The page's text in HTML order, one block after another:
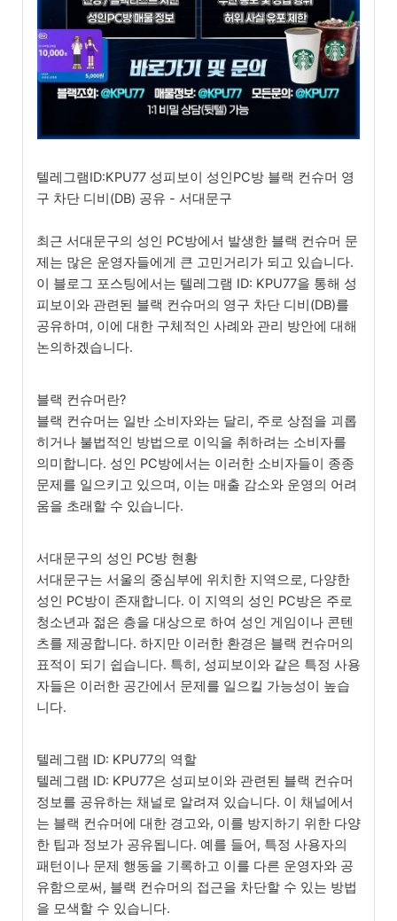
텔레그램ID:KPU77 성피보이 성인PC방 블랙 컨슈머 영
구 차단 디비(DB) 공유 - 서대문구
최근 서대문구의 성인 PC방에서 발생한 블랙 컨슈머 문
제는 많은 운영자들에게 큰 고민거리가 되고 있습니다.
이 블로그 포스팅에서는 텔레그램 ID: KPU77을 통해 성
피보이와 관련된 블랙 컨슈머의 영구 차단 디비(DB)를
공유하며, 이에 대한 구체적인 사례와 관리 방안에 대해
논의하겠습니다.
블랙 컨슈머란?
블랙 컨슈머는 일반 소비자와는 달리, 주로 상점을 괴롭
히거나 불법적인 방법으로 이익을 취하려는 소비자를
의미합니다. 성인 PC방에서는 이러한 소비자들이 종종
문제를 일으키고 있으며, 이는 매출 감소와 운영의 어려
움을 초래할 수 있습니다.
서대문구의 성인 PC방 현황
서대문구는 서울의 중심부에 위치한 지역으로, 다양한
성인 PC방이 존재합니다. 이 지역의 성인 PC방은 주로
청소년과 젊은 층을 대상으로 하여 성인 게임이나 콘텐
츠를 제공합니다. 하지만 이러한 환경은 블랙 컨슈머의
표적이 되기 쉽습니다. 특히, 성피보이와 같은 특정 사용
자들은 이러한 공간에서 문제를 일으킬 가능성이 높습
니다.
텔레그램 ID: KPU77의 역할
텔레그램 ID: KPU77은 성피보이와 관련된 블랙 컨슈머
정보를 공유하는 채널로 알려져 있습니다. 이 채널에서
는 블랙 컨슈머에 대한 경고와, 이를 방지하기 위한 다양
한 팁과 정보가 공유됩니다. 예를 들어, 특정 사용자의
패턴이나 문제 행동을 기록하고 이를 다른 운영자와 공
유함으로써, 블랙 컨슈머의 접근을 차단할 수 있는 방법
을 모색할 수 있습니다.